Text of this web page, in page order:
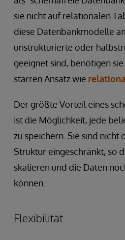
sie nicht auf relationalen
diese Datenbankmodelle
unstrukturierte oder
geeignet sind, benötigen
starren Ansatz wie
Der größte Vorteil eines
ist die Möglichkeit, jede
zu speichern. Sie sind
Struktur eingeschränkt, so
skalieren und die Daten
können.
Flexibilität